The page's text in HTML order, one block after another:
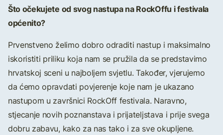
Što očekujete od svog nastupa na RockOffu i festivala
općenito?
Prvenstveno želimo dobro odraditi nastup i maksimalno
iskoristiti priliku koja nam se pružila da se predstavimo
hrvatskoj sceni u najboljem svjetlu. Također, vjerujemo
da ćemo opravdati povjerenje koje nam je ukazano
nastupom u završnici RockOff festivala. Naravno,
stjecanje novih poznanstava i prijateljstava i prije svega
dobru zabavu, kako za nas tako i za sve okupljene.